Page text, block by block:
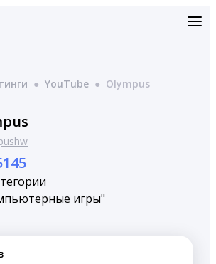
● YouTube ● Olympus
игры"